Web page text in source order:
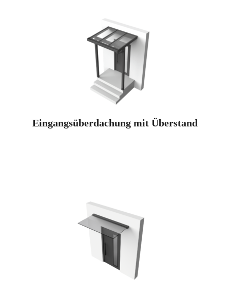
Eingangsüberdachung mit Überstand